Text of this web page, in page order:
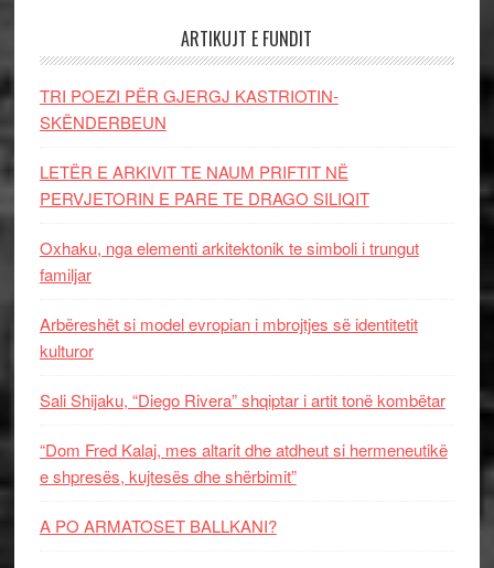
ARTIKUJT E FUNDIT
TRI POEZI PËR GJERGJ KASTRIOTIN-
SKËNDERBEUN
LETËR E ARKIVIT TE NAUM PRIFTIT NË
PERVJETORIN E PARE TE DRAGO SILIQIT
Oxhaku, nga elementi arkitektonik te simboli i trungut
familjar
Arbëreshët si model evropian i mbrojtjes së identitetit
kulturor
Sali Shijaku, “Diego Rivera” shqiptar i artit tonë kombëtar
“Dom Fred Kalaj, mes altarit dhe atdheut si hermeneutikë
e shpresës, kujtesës dhe shërbimit”
A PO ARMATOSET BALLKANI?